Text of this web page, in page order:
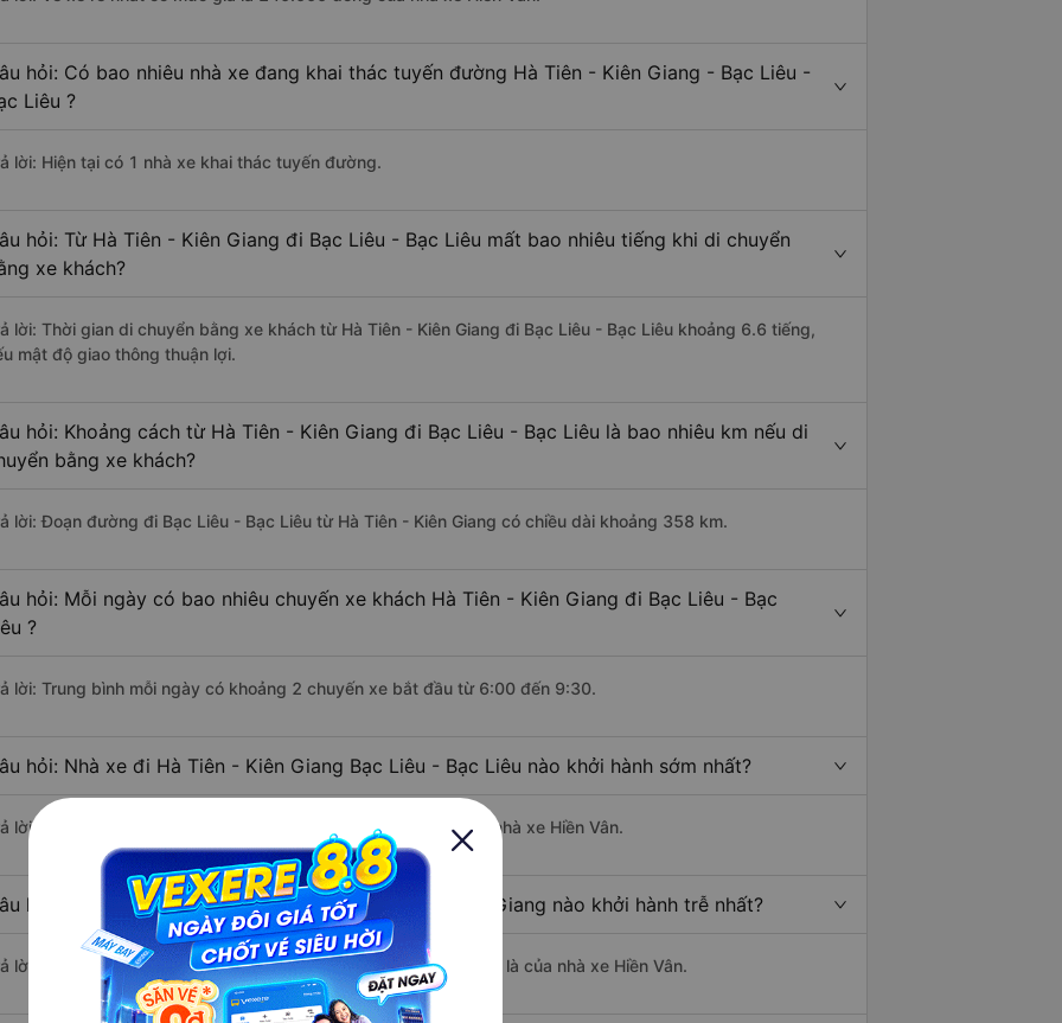
hỏi: Có bao nhiêu nhà xe đang khai thác tuyến đường Hà Tiên - Kiên Giang - Bạc Liêu -
Liêu ?
lời: Hiện tại có 1 nhà xe khai thác tuyến đường.
hỏi: Từ Hà Tiên - Kiên Giang đi Bạc Liêu - Bạc Liêu mất bao nhiêu tiếng khi di chuyển
xe khách?
lời: Thời gian di chuyển bằng xe khách từ Hà Tiên - Kiên Giang đi Bạc Liêu - Bạc Liêu khoảng 6.6 tiếng,
mật độ giao thông thuận lợi.
hỏi: Khoảng cách từ Hà Tiên - Kiên Giang đi Bạc Liêu - Bạc Liêu là bao nhiêu km nếu di
bằng xe khách?
lời: Đoạn đường đi Bạc Liêu - Bạc Liêu từ Hà Tiên - Kiên Giang có chiều dài khoảng 358 km.
hỏi: Mỗi ngày có bao nhiêu chuyến xe khách Hà Tiên - Kiên Giang đi Bạc Liêu - Bạc
?
lời: Trung bình mỗi ngày có khoảng 2 chuyến xe bắt đầu từ 6:00 đến 9:30.
hỏi: Nhà xe đi Hà Tiên - Kiên Giang Bạc Liêu - Bạc Liêu nào khởi hành sớm nhất?
lời: Chuyến xe có giờ xuất phát sớm nhất vào lúc 6:00 là của nhà xe Hiền Vân.
hỏi: Nhà xe đi Bạc Liêu - Bạc Liêu từ Hà Tiên - Kiên Giang nào khởi hành trễ nhất?
lời: Chuyến xe có giờ xuất phát trễ (muộn) nhất là vào lúc 9:30 là của nhà xe Hiền Vân.